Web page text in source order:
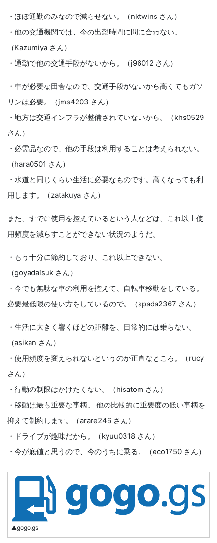
・ほぼ通勤のみなので減らせない。（nktwins さん）
・他の交通機関では、今の出勤時間に間に合わない。
（Kazumiya さん）
・通勤で他の交通手段がないから。（j96012 さん）
・車が必要な田舎なので、交通手段がないから高くてもガソ
リンは必要。（jms4203 さん）
・地方は交通インフラが整備されていないから。（khs0529
さん）
・必需品なので、他の手段は利用することは考えられない。
（hara0501 さん）
・水道と同じくらい生活に必要なものです。高くなっても利
用します。（zatakuya さん）
また、すでに使用を控えているという人などは、これ以上使
用頻度を減らすことができない状況のようだ。
・もう十分に節約しており、これ以上できない。
（goyadaisuk さん）
・今でも無駄な車の利用を控えて、自転車移動をしている。
必要最低限の使い方をしているので。（spada2367 さん）
・生活に大きく響くほどの距離を、日常的には乗らない。
（asikan さん）
・使用頻度を変えられないというのが正直なところ。（rucy
さん）
・行動の制限はかけたくない。（hisatom さん）
・移動は最も重要な事柄。 他の比較的に重要度の低い事柄を
抑えて制約します。（arare246 さん）
・ドライブが趣味だから。（kyuu0318 さん）
・今が底値と思うので、今のうちに乗る。（eco1750 さん）
▲gogo.gs